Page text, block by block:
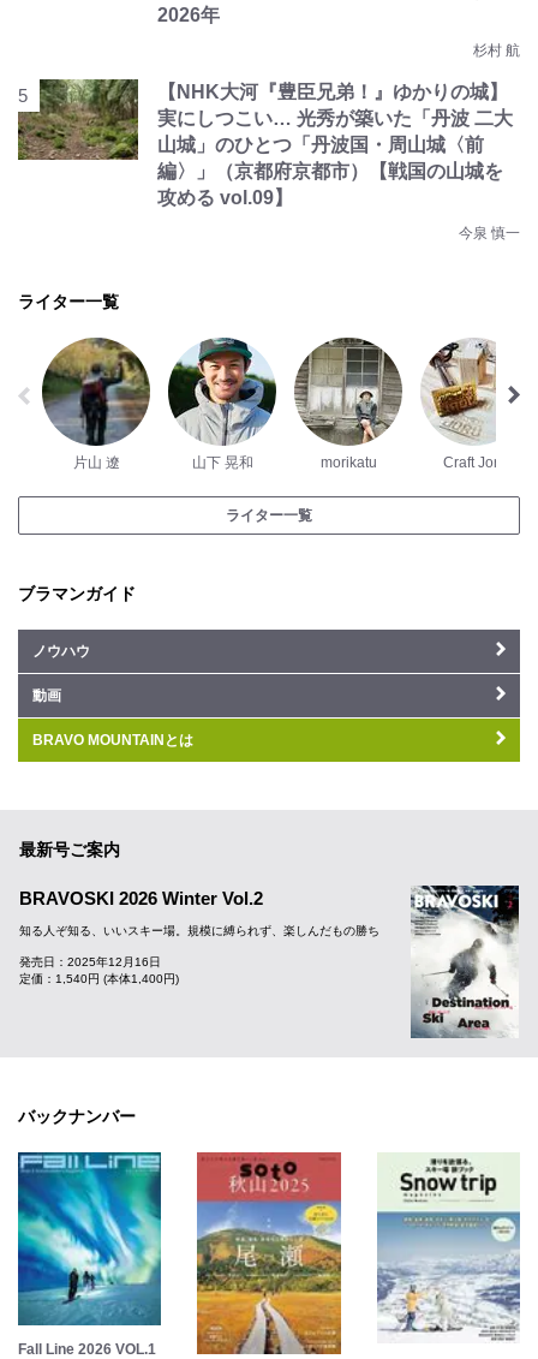
2026年
杉村 航
【NHK大河『豊臣兄弟！』ゆかりの城】
実にしつこい… 光秀が築いた「丹波 二大
山城」のひとつ「丹波国・周山城〈前
編〉」（京都府京都市）【戦国の山城を
攻める vol.09】
今泉 慎一
ライター一覧
片山 遼 山下 晃和 morikatu Craft Joru
ライター一覧
ブラマンガイド
ノウハウ
動画
BRAVO MOUNTAINとは
最新号ご案内
BRAVOSKI 2026 Winter Vol.2
知る人ぞ知る、いいスキー場。規模に縛られず、楽しんだもの勝ち
発売日：2025年12月16日
定価：1,540円 (本体1,400円)
バックナンバー
Fall Line 2026 VOL.1